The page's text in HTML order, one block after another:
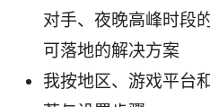
对手、夜晚高峰时段
可落地的解决方案
我按地区、游戏平台